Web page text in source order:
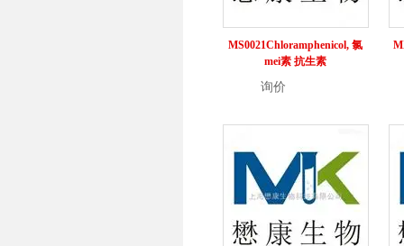
MS0021Chloramphenicol, 氯
mei素 抗生素
询价